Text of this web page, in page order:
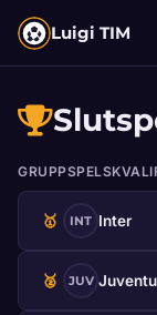
Luigi TIM
🥇 INT Inter
🥈 JUV